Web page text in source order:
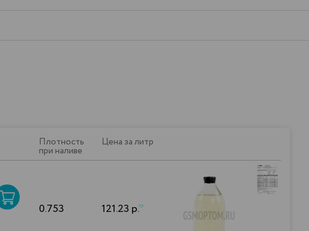
Плотность
при наливе
Цена за литр
0.753 121.23 р.*